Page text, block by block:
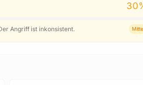
30
Angriff ist inkonsistent.